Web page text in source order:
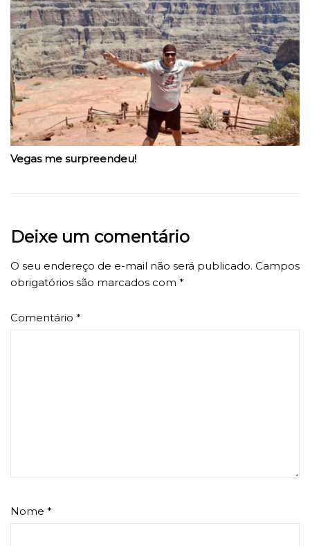
Vegas me surpreendeu!
Deixe um comentário
O seu endereço de e-mail não será publicado. Campos
obrigatórios são marcados com *
Comentário *
Nome *